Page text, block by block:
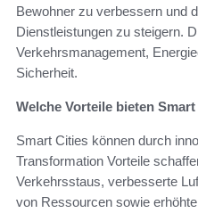
Bewohner zu verbessern und
Dienstleistungen zu steigern.
Verkehrsmanagement,
Sicherheit.
Welche Vorteile bieten
Smart Cities können durch
Transformation Vorteile
Verkehrsstaus, verbesserte
von Ressourcen sowie